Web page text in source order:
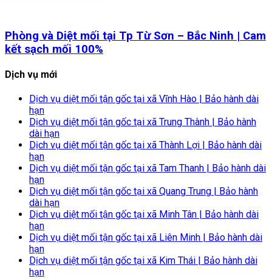
Phòng và Diệt mối tại Tp Từ Sơn – Bắc Ninh | Cam
kết sạch mối 100%
Dịch vụ mới
Dịch vụ diệt mối tận gốc tại xã Vĩnh Hào | Bảo hành dài
hạn
Dịch vụ diệt mối tận gốc tại xã Trung Thành | Bảo hành
dài hạn
Dịch vụ diệt mối tận gốc tại xã Thành Lợi | Bảo hành dài
hạn
Dịch vụ diệt mối tận gốc tại xã Tam Thanh | Bảo hành dài
hạn
Dịch vụ diệt mối tận gốc tại xã Quang Trung | Bảo hành
dài hạn
Dịch vụ diệt mối tận gốc tại xã Minh Tân | Bảo hành dài
hạn
Dịch vụ diệt mối tận gốc tại xã Liên Minh | Bảo hành dài
hạn
Dịch vụ diệt mối tận gốc tại xã Kim Thái | Bảo hành dài
hạn